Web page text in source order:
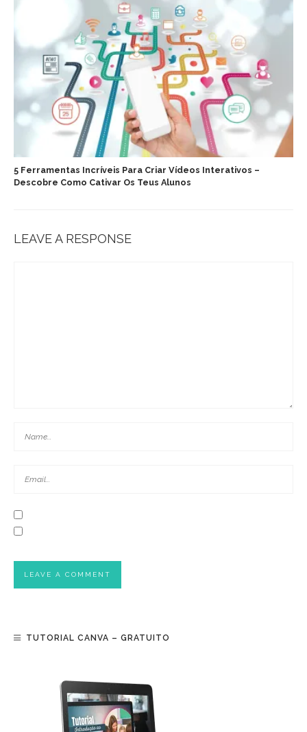
5 Ferramentas Incríveis Para Criar Vídeos Interativos –
Descobre Como Cativar Os Teus Alunos
LEAVE A RESPONSE
TUTORIAL CANVA – GRATUITO